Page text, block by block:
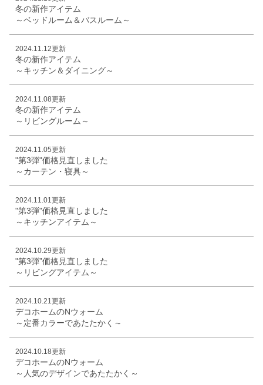
冬の新作アイテム
～ベッドルーム＆バスルーム～
2024.11.12更新
冬の新作アイテム
～キッチン＆ダイニング～
2024.11.08更新
冬の新作アイテム
～リビングルーム～
2024.11.05更新
"第3弾"価格見直しました
～カーテン・寝具～
2024.11.01更新
"第3弾"価格見直しました
～キッチンアイテム～
2024.10.29更新
"第3弾”価格見直しました
～リビングアイテム～
2024.10.21更新
デコホームのNウォーム
～定番カラーであたたかく～
2024.10.18更新
デコホームのNウォーム
～人気のデザインであたたかく～